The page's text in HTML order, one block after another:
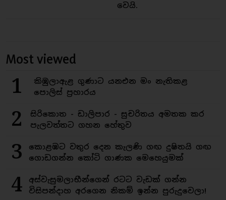
වෙයි.
Most viewed
1
කිඹුලාඇළ ගුණාට යනඑන මං නැතිකළ
පොලිස් ප්‍රහාරය
2
සිරිකොත - ඩාලිපාර - සුචරිතය අමතක කර
පැලවත්තට ගහන හේතුව
3
කොළඹට වතුර දෙන කැලණි ගඟ දුෂිතයි ගඟ
ගොඩගන්න කෝටි ගාණක මෙහෙයුමක්
4
අස්වැසුමලාභීන්ගෙන් රටට වැඩක් ගන්න
විසිපන්දාහ අරගෙන නිකම් ඉන්න පුරුදුවෙලා!